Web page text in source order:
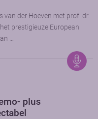
van der Hoeven met prof. dr.
prestigieuze European
…
plus